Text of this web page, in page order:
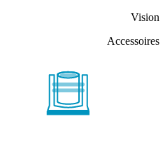
Vision
Accessoires